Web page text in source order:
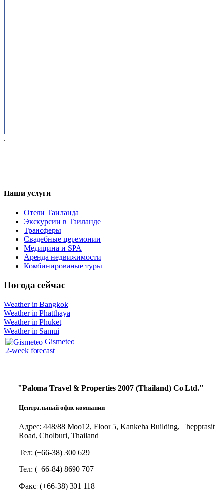
.
Наши услуги
Отели Таиланда
Экскурсии в Таиланде
Трансферы
Свадебные церемонии
Медицина и SPA
Аренда недвижимости
Комбинированые туры
Погода сейчас
Weather in Bangkok
Weather in Phatthaya
Weather in Phuket
Weather in Samui
Gismeteo
2-week forecast
"Paloma Travel & Properties 2007 (Thailand) Co.Ltd."
Центральный офис компании
Адрес: 448/88 Moo12, Floor 5, Kankeha Building, Thepprasit
Road, Cholburi, Thailand
Тел: (+66-38) 300 629
Тел: (+66-84) 8690 707
Факс: (+66-38) 301 118